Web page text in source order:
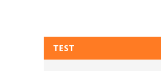
TEST